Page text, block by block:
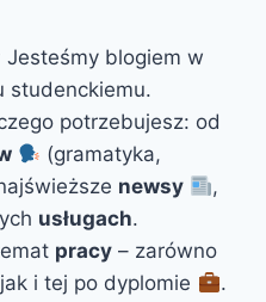
Jesteśmy blogiem w
studenckiemu.
potrzebujesz: od
(gramatyka,
newsy
,
usługach.
pracy – zarówno
i tej po dyplomie
.